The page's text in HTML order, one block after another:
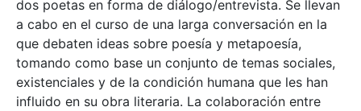
dos poetas en forma de diálogo/entrevista. Se llevan
a cabo en el curso de una larga conversación en la
que debaten ideas sobre poesía y metapoesía,
tomando como base un conjunto de temas sociales,
existenciales y de la condición humana que les han
influido en su obra literaria. La colaboración entre